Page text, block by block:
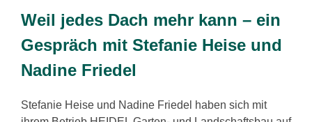
Weil jedes Dach mehr kann – ein
Gespräch mit Stefanie Heise und
Nadine Friedel
Stefanie Heise und Nadine Friedel haben sich mit